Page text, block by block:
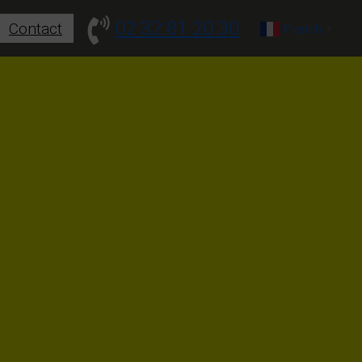
Contact 02 32 81 20 30 French